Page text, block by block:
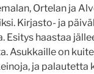
Ortelan ja
Kirjasto- ja
Esitys haastaa
Asukkaille on
ja palautetta